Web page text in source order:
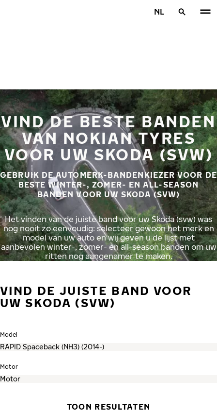
NL
VIND DE BESTE BANDEN
VAN NOKIAN TYRES
VOOR UW SKODA (SVW)
GEBRUIK DE AUTOMERK-BANDENKIEZER VOOR DE
BESTE WINTER-, ZOMER- EN ALL-SEASON
BANDEN VOOR UW SKODA (SVW)
Het vinden van de juiste band voor uw Skoda (svw) was
nog nooit zo eenvoudig: selecteer gewoon het merk en
model van uw auto en wij geven u de lijst met
aanbevolen winter-, zomer- en all-season banden om uw
ritten nog aangenamer te maken.
VIND DE JUISTE BAND VOOR
UW SKODA (SVW)
Model
Motor
TOON RESULTATEN